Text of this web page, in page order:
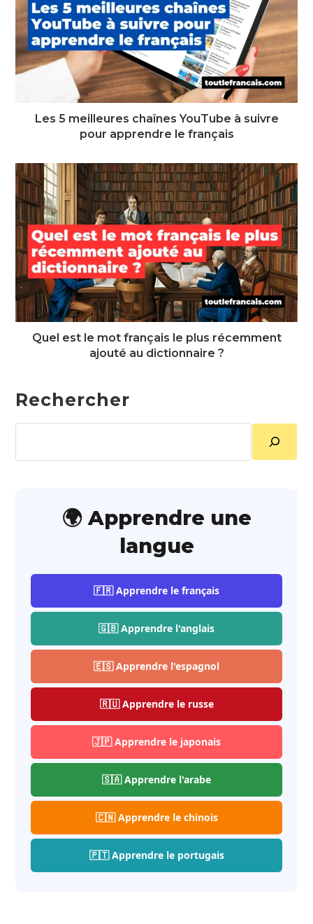
Les 5 meilleures chaînes YouTube à suivre
pour apprendre le français
Quel est le mot français le plus récemment
ajouté au dictionnaire ?
Rechercher
🌍 Apprendre une
langue
🇫🇷 Apprendre le français
🇬🇧 Apprendre l'anglais
🇪🇸 Apprendre l'espagnol
🇷🇺 Apprendre le russe
🇯🇵 Apprendre le japonais
🇸🇦 Apprendre l'arabe
🇨🇳 Apprendre le chinois
🇵🇹 Apprendre le portugais